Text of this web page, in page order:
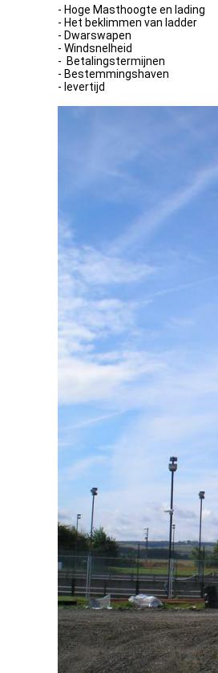
- Hoge Masthoogte en lading
- Het beklimmen van ladder
- Dwarswapen
- Windsnelheid
- Betalingstermijnen
- Bestemmingshaven
- levertijd